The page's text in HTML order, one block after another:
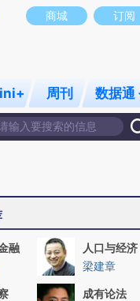
。不代表财新观点和立场。
商城 订阅
周刊 数据通
融
人口与经济
梁建章
成有论法